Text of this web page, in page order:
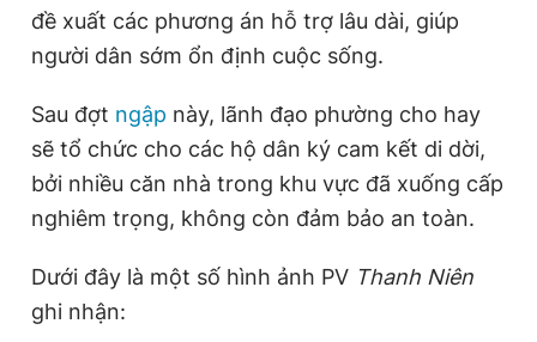
đề xuất các phương án hỗ trợ lâu dài, giúp
người dân sớm ổn định cuộc sống.
Sau đợt ngập này, lãnh đạo phường cho hay
sẽ tổ chức cho các hộ dân ký cam kết di dời,
bởi nhiều căn nhà trong khu vực đã xuống cấp
nghiêm trọng, không còn đảm bảo an toàn.
Dưới đây là một số hình ảnh PV Thanh Niên
ghi nhận: